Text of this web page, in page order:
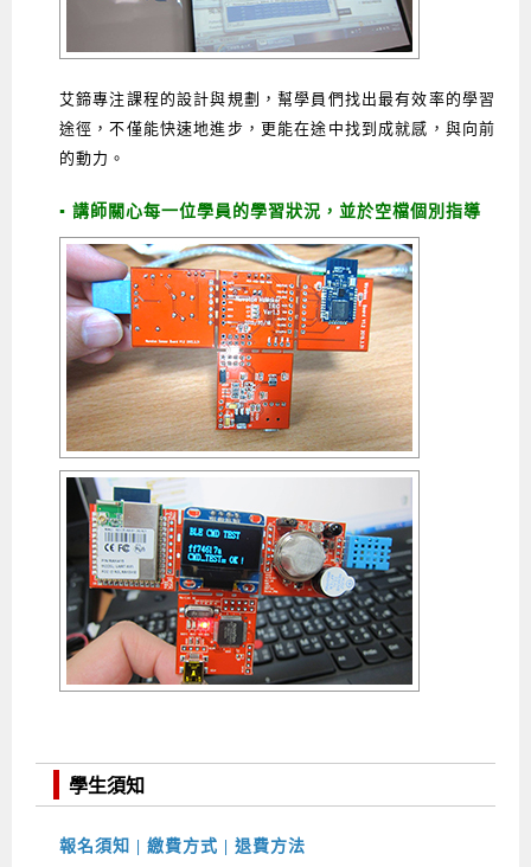
艾鍗專注課程的設計與規劃，幫學員們找出最有效率的學習
途徑，不僅能快速地進步，更能在途中找到成就感，與向前
的動力 。
▪ 講師關心每一位學員的學習狀況，並於空檔個別指導
學生須知
報名須知 | 繳費方式 | 退費方法